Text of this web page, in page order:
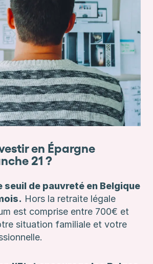
en Épargne
21 ?
seuil de pauvreté en Belgique
Hors la retraite légale
est comprise entre 700€ et
situation familiale et votre